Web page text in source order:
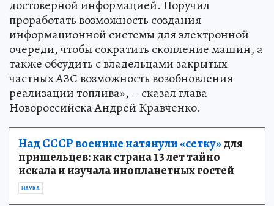
достоверной информацией. Поручил
проработать возможность создания
информационной системы для электронной
очереди, чтобы сократить скопление машин, а
также обсудить с владельцами закрытых
частных АЗС возможность возобновления
реализации топлива», – сказал глава
Новороссийска Андрей Кравченко.
Над СССР военные натянули «сетку»для
пришельцев: как страна 13 лет тайно
искала и изучала инопланетных гостей
НАУКА